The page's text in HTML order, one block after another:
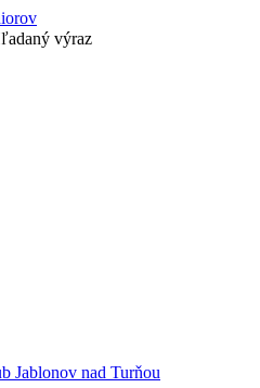
výraz
Jablonov nad Turňou